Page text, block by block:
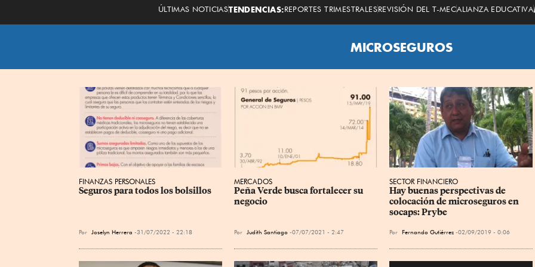
ÚLTIMAS NOTICIASTENDENCIAS:REPORTES TRIMESTRALESREVISIÓN DEL T-MECALIANZA EDUCATIVA
MICROSEGUROS
FINANZAS PERSONALES
Seguros para todos los bolsillos
Por Joselyn Herrera 31/07/2022 - 22:18
MERCADOS
Peña Verde busca fortalecer su
negocio
Por Judith Santiago 07/07/2021 - 2:47
SECTOR FINANCIERO
Hay buenas perspectivas de
colocación de microseguros en
socaps: Prybe
Por Fernando Gutiérrez 02/09/2019 - 0:06